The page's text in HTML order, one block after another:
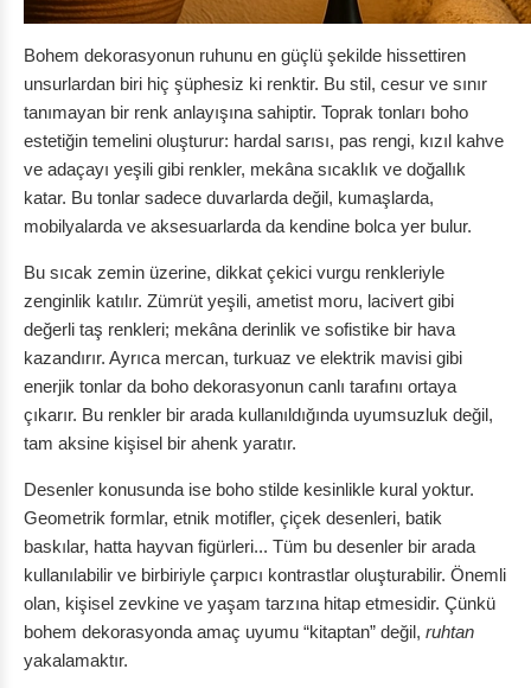
Bohem dekorasyonun ruhunu en güçlü şekilde hissettiren
unsurlardan biri hiç şüphesiz ki renktir. Bu stil, cesur ve sınır
tanımayan bir renk anlayışına sahiptir. Toprak tonları boho
estetiğin temelini oluşturur: hardal sarısı, pas rengi, kızıl kahve
ve adaçayı yeşili gibi renkler, mekâna sıcaklık ve doğallık
katar. Bu tonlar sadece duvarlarda değil, kumaşlarda,
mobilyalarda ve aksesuarlarda da kendine bolca yer bulur.
Bu sıcak zemin üzerine, dikkat çekici vurgu renkleriyle
zenginlik katılır. Zümrüt yeşili, ametist moru, lacivert gibi
değerli taş renkleri; mekâna derinlik ve sofistike bir hava
kazandırır. Ayrıca mercan, turkuaz ve elektrik mavisi gibi
enerjik tonlar da boho dekorasyonun canlı tarafını ortaya
çıkarır. Bu renkler bir arada kullanıldığında uyumsuzluk değil,
tam aksine kişisel bir ahenk yaratır.
Desenler konusunda ise boho stilde kesinlikle kural yoktur.
Geometrik formlar, etnik motifler, çiçek desenleri, batik
baskılar, hatta hayvan figürleri... Tüm bu desenler bir arada
kullanılabilir ve birbiriyle çarpıcı kontrastlar oluşturabilir. Önemli
olan, kişisel zevkine ve yaşam tarzına hitap etmesidir. Çünkü
bohem dekorasyonda amaç uyumu “kitaptan” değil, ruhtan
yakalamaktır.